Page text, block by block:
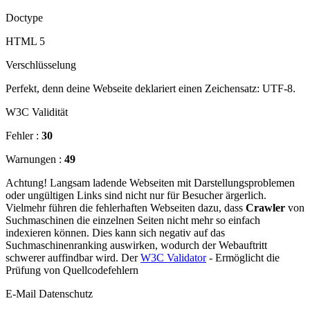
Doctype
HTML 5
Verschlüsselung
Perfekt, denn deine Webseite deklariert einen Zeichensatz: UTF-8.
W3C Validität
Fehler : 30
Warnungen : 49
Achtung! Langsam ladende Webseiten mit Darstellungsproblemen
oder ungültigen Links sind nicht nur für Besucher ärgerlich.
Vielmehr führen die fehlerhaften Webseiten dazu, dass Crawler von
Suchmaschinen die einzelnen Seiten nicht mehr so einfach
indexieren können. Dies kann sich negativ auf das
Suchmaschinenranking auswirken, wodurch der Webauftritt
schwerer auffindbar wird. DerW3C Validator- Ermöglicht die
Prüfung von Quellcodefehlern
E-Mail Datenschutz